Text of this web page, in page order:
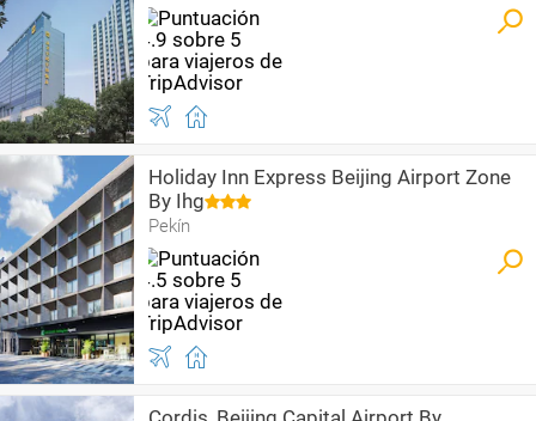
Holiday Inn Express Beijing Airport Zone
By Ihg
Pekín